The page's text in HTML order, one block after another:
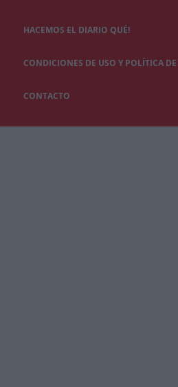
HACEMOS EL DIARIO QUÉ!
CONDICIONES DE USO Y POLÍTICA
CONTACTO